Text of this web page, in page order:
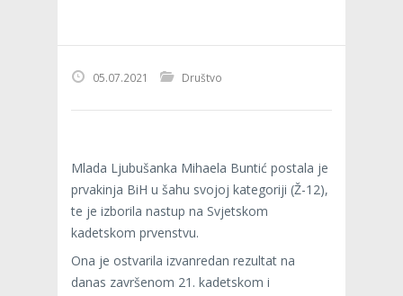
05.07.2021 Društvo
Mlada Ljubušanka Mihaela Buntić postala je
prvakinja BiH u šahu svojoj kategoriji (Ž-12),
te je izborila nastup na Svjetskom
kadetskom prvenstvu.
Ona je ostvarila izvanredan rezultat na
danas završenom 21. kadetskom i